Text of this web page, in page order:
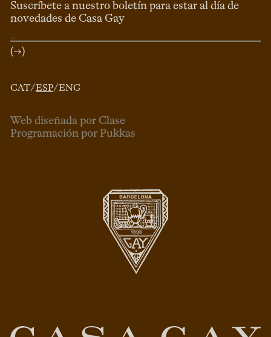
CAT/ESP/ENG
Suscríbete a nuestro boletín para estar al día de
novedades de Casa Gay
(→)
Web diseñada por Clase
Programación por Pukkas